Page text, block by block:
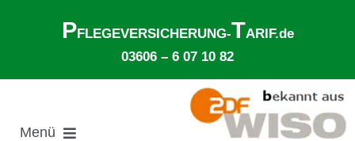
PFLEGEVERSICHERUNG-TARIF.de
03606 – 6 07 10 82
Menü